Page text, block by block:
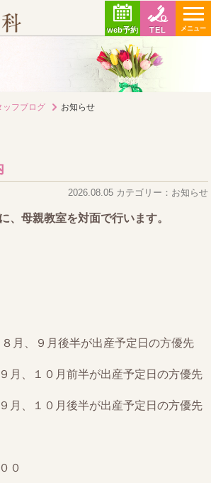
web予約 TEL メニュー
ッフブログ お知らせ
2026.08.05 カテゴリー：お知らせ
、母親教室を対面で行います。
月、９月後半が出産予定日の方優先
、１０月前半が出産予定日の方優先
月、１０月後半が出産予定日の方優先
０